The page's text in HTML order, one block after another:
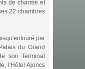
de charme et
22 chambres
par
du Grand
son Terminal
l'Hôtel Ajoncs